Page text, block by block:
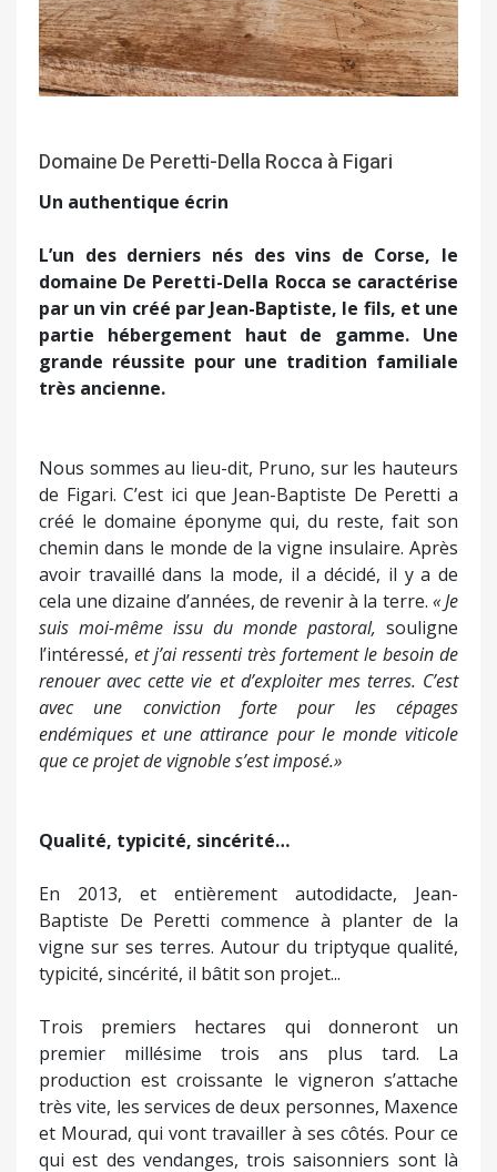
Domaine De Peretti-Della Rocca à Figari
Un authentique écrin
L’un des derniers nés des vins de Corse, le
domaine De Peretti-Della Rocca se caractérise
par un vin créé par Jean-Baptiste, le fils, et une
partie hébergement haut de gamme. Une
grande réussite pour une tradition familiale
très ancienne.
Nous sommes au lieu-dit, Pruno, sur les hauteurs
de Figari. C’est ici que Jean-Baptiste De Peretti a
créé le domaine éponyme qui, du reste, fait son
chemin dans le monde de la vigne insulaire. Après
avoir travaillé dans la mode, il a décidé, il y a de
cela une dizaine d’années, de revenir à la terre. « Je
suis moi-même issu du monde pastoral, souligne
l’intéressé, et j’ai ressenti très fortement le besoin de
renouer avec cette vie et d’exploiter mes terres. C’est
avec une conviction forte pour les cépages
endémiques et une attirance pour le monde viticole
que ce projet de vignoble s’est imposé.»
Qualité, typicité, sincérité…
En 2013, et entièrement autodidacte, Jean-
Baptiste De Peretti commence à planter de la
vigne sur ses terres. Autour du triptyque qualité,
typicité, sincérité, il bâtit son projet...
Trois premiers hectares qui donneront un
premier millésime trois ans plus tard. La
production est croissante le vigneron s’attache
très vite, les services de deux personnes, Maxence
et Mourad, qui vont travailler à ses côtés. Pour ce
qui est des vendanges, trois saisonniers sont là